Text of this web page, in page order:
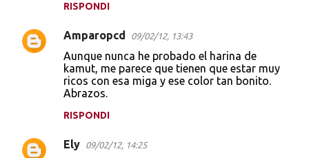
RISPONDI
Amparopcd 09/02/12, 13:43
Aunque nunca he probado el harina de
kamut, me parece que tienen que estar muy
ricos con esa miga y ese color tan bonito.
Abrazos.
RISPONDI
Ely 09/02/12, 14:25